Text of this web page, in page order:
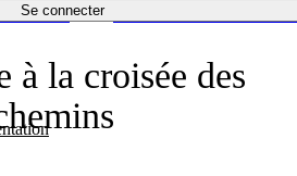
Se connecter
Économie
à la croisée des